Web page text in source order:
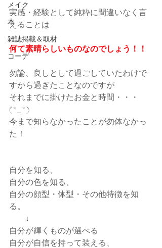
メイク
本
雑誌掲載＆取材
コーデ
実感・経験として純粋に間違いなく言
えることは
何て素晴らしいものなのでしょう！！
勿論、良しとして過ごしていたわけで
すから過ぎたことなのですが
それまでに掛けたお金と時間・・・
(*_*)
今まで知らなかったことが勿体なかっ
た！
自分を知る、
自分の色を知る、
自分の顔型・体型・その他特徴を知
る。
↓
自分が輝くものが選べる
自分が自信を持って装える、